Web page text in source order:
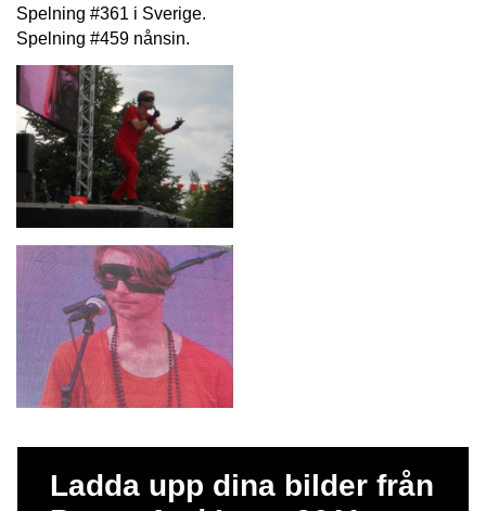
Spelning #361 i Sverige.
Spelning #459 nånsin.
Ladda upp dina bilder från